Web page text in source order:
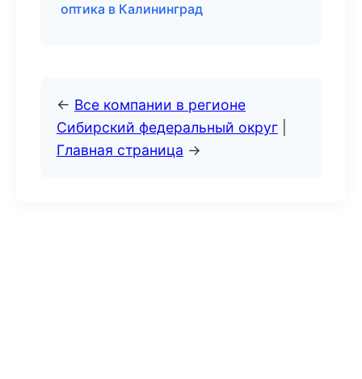
оптика в Калининград
← Все компании в регионе
Сибирский федеральный округ
Главная страница →